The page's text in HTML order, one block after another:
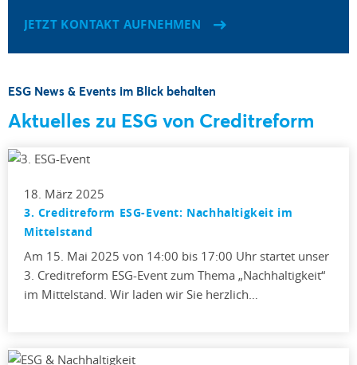
JETZT KONTAKT AUFNEHMEN
ESG News & Events im Blick behalten
Aktuelles zu ESG von Creditreform
18. März 2025
3. Creditreform ESG-Event: Nachhaltigkeit im
Mittelstand
Am 15. Mai 2025 von 14:00 bis 17:00 Uhr startet unser
3. Creditreform ESG-Event zum Thema „Nachhaltigkeit“
im Mittelstand. Wir laden wir Sie herzlich…